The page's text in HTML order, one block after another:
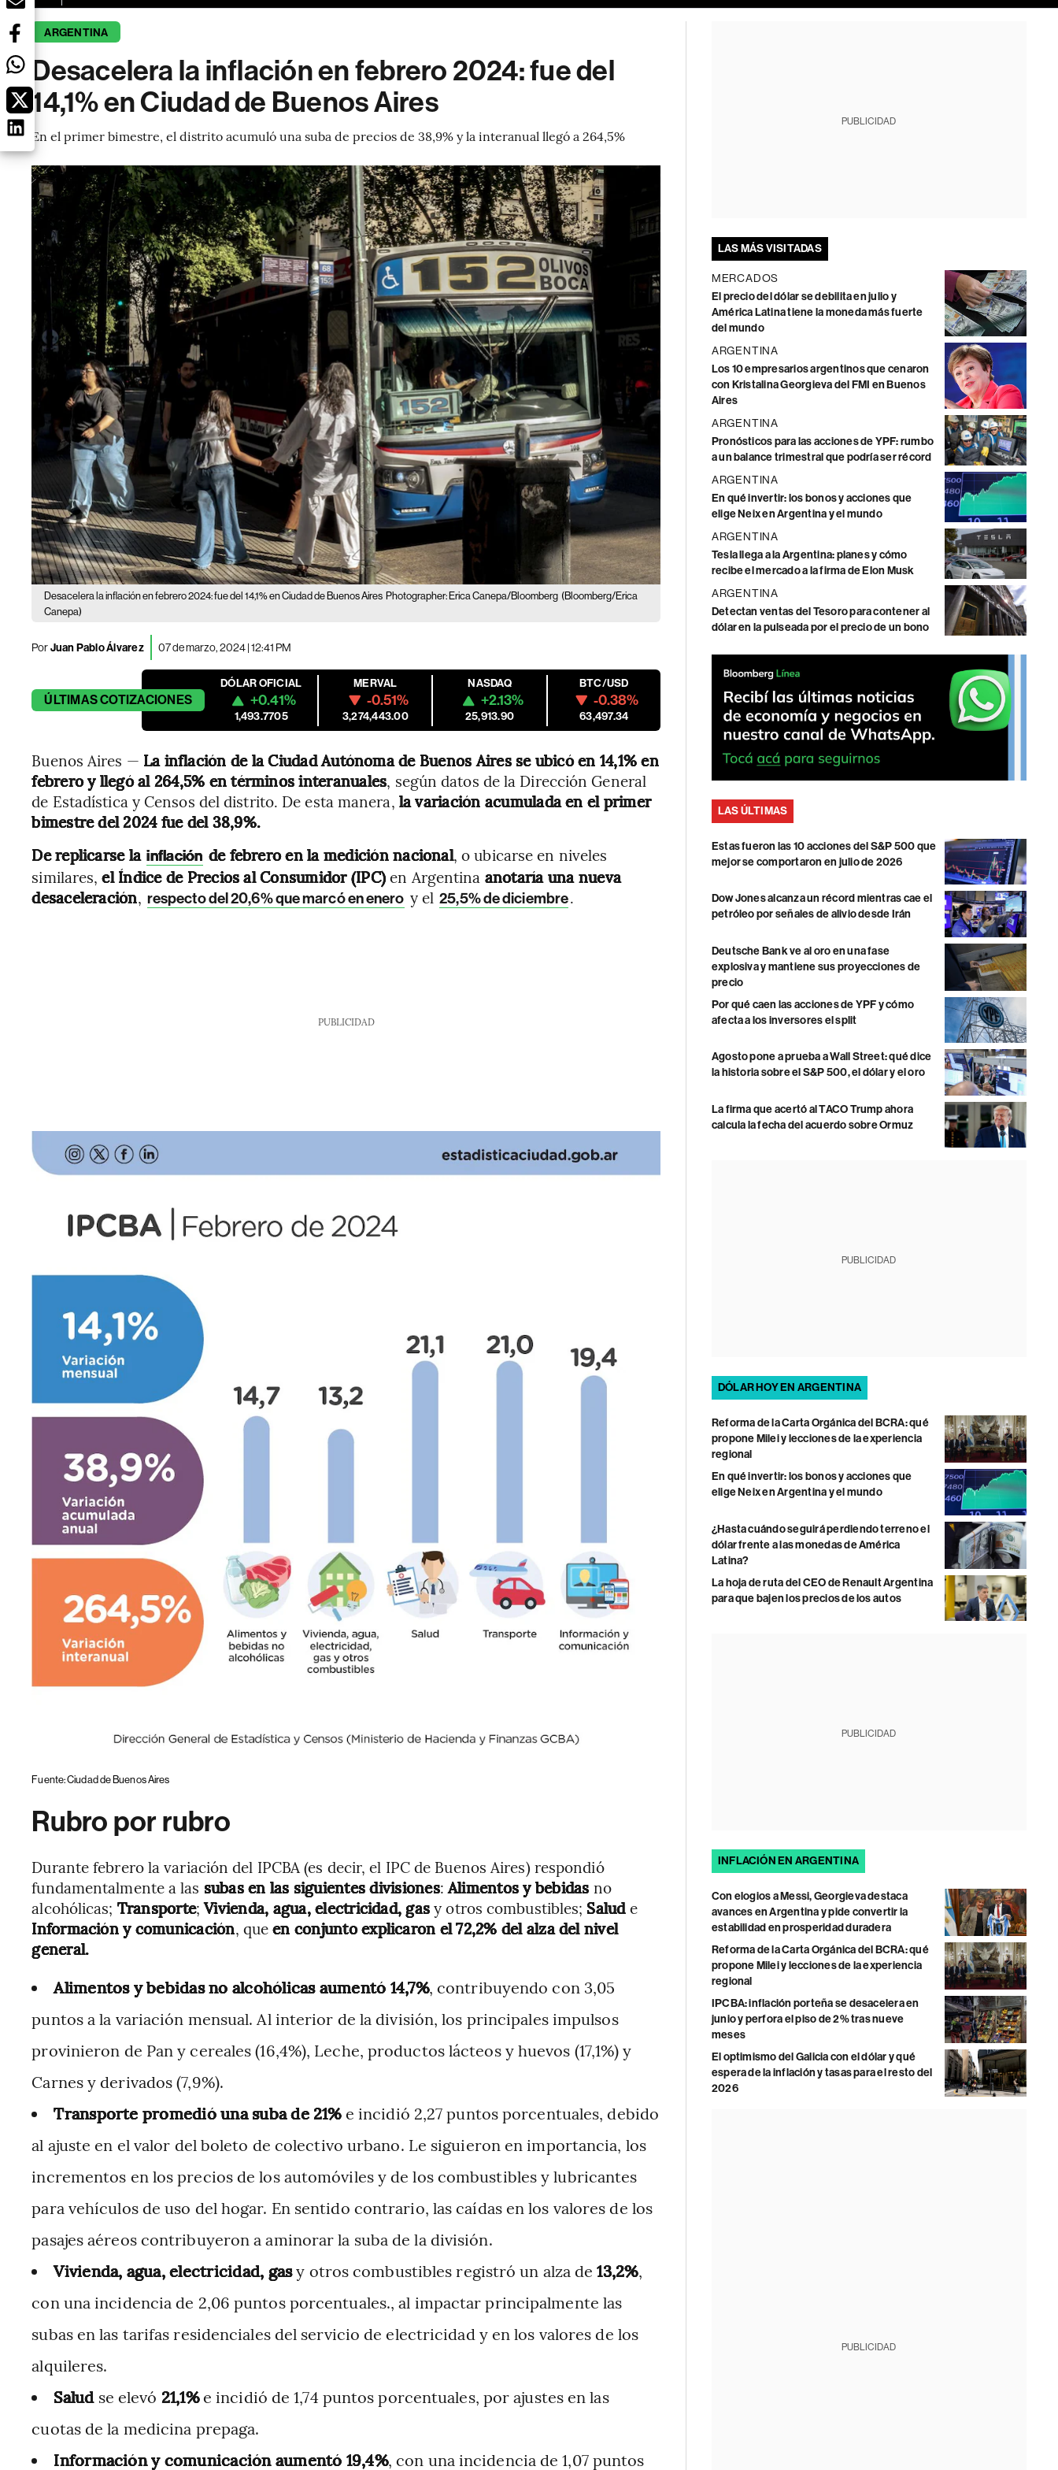
ARGENTINA
Desacelera la inflación en febrero 2024: fue del
14,1% en Ciudad de Buenos Aires
En el primer bimestre, el distrito acumuló una suba de precios de 38,9% y la interanual llegó a 264,5%
Desacelera la inflación en febrero 2024: fue del 14,1% en Ciudad de Buenos Aires Photographer: Erica Canepa/Bloomberg (Bloomberg/Erica
Canepa)
PorJuan Pablo Álvarez 07 de marzo, 2024 | 12:41 PM
ÚLTIMASCOTIZACIONES
DÓLAR OFICIAL
+0.41%
1,493.7705
MERVAL
-0.51%
3,274,443.00
NASDAQ
+2.13%
25,913.90
BTC/USD
-0.38%
63,497.34
Buenos Aires — La inflación de la Ciudad Autónoma de Buenos Aires se ubicó en 14,1% en
febrero y llegó al 264,5% en términos interanuales, según datos de la Dirección General
de Estadística y Censos del distrito. De esta manera, la variación acumulada en el primer
bimestre del 2024 fue del 38,9%.
De replicarse la inflación de febrero en la medición nacional, o ubicarse en niveles
similares,el Índice de Precios al Consumidor (IPC)en Argentina anotaría una nueva
desaceleración, respecto del 20,6% que marcó en enero y el 25,5% de diciembre.
PUBLICIDAD
Fuente: Ciudad de Buenos Aires
Rubro por rubro
Durante febrero la variación del IPCBA (es decir, el IPC de Buenos Aires) respondió
fundamentalmente a las subas en las siguientes divisiones:Alimentos y bebidas no
alcohólicas; Transporte;Vivienda, agua, electricidad, gasy otros combustibles; Salude
Información y comunicación, queen conjunto explicaron el 72,2% del alza del nivel
general.
Alimentos y bebidas no alcohólicas aumentó 14,7%, contribuyendo con 3,05
puntos a la variación mensual. Al interior de la división, los principales impulsos
provinieron de Pan y cereales (16,4%), Leche, productos lácteos y huevos (17,1%) y
Carnes y derivados (7,9%).
Transporte promedió una suba de 21%e incidió 2,27 puntos porcentuales, debido
al ajuste en el valor del boleto de colectivo urbano. Le siguieron en importancia, los
incrementos en los precios de los automóviles y de los combustibles y lubricantes
para vehículos de uso del hogar. En sentido contrario, las caídas en los valores de los
pasajes aéreos contribuyeron a aminorar la suba de la división.
Vivienda, agua, electricidad, gasy otros combustibles registró un alza de13,2%,
con una incidencia de 2,06 puntos porcentuales., al impactar principalmente las
subas en las tarifas residenciales del servicio de electricidad y en los valores de los
alquileres.
Saludse elevó 21,1%e incidió de 1,74 puntos porcentuales, por ajustes en las
cuotas de la medicina prepaga.
Información y comunicación aumentó 19,4%, con una incidencia de 1,07 puntos
PUBLICIDAD
LAS MÁS VISITADAS
MERCADOS
El precio del dólar se debilita en julio y
América Latina tiene la moneda más fuerte
del mundo
ARGENTINA
Los 10 empresarios argentinos que cenaron
con Kristalina Georgieva del FMI en Buenos
Aires
ARGENTINA
Pronósticos para las acciones de YPF: rumbo
a un balance trimestral que podría ser récord
ARGENTINA
En qué invertir: los bonos y acciones que
elige Neix en Argentina y el mundo
ARGENTINA
Tesla llega a la Argentina: planes y cómo
recibe el mercado a la firma de Elon Musk
ARGENTINA
Detectan ventas del Tesoro para contener al
dólar en la pulseada por el precio de un bono
LAS ÚLTIMAS
Estas fueron las 10 acciones del S&P 500 que
mejor se comportaron en julio de 2026
Dow Jones alcanza un récord mientras cae el
petróleo por señales de alivio desde Irán
Deutsche Bank ve al oro en una fase
explosiva y mantiene sus proyecciones de
precio
Por qué caen las acciones de YPF y cómo
afecta a los inversores el split
Agosto pone a prueba a Wall Street: qué dice
la historia sobre el S&P 500, el dólar y el oro
La firma que acertó al TACO Trump ahora
calcula la fecha del acuerdo sobre Ormuz
PUBLICIDAD
DÓLAR HOY EN ARGENTINA
Reforma de la Carta Orgánica del BCRA: qué
propone Milei y lecciones de la experiencia
regional
En qué invertir: los bonos y acciones que
elige Neix en Argentina y el mundo
¿Hasta cuándo seguirá perdiendo terreno el
dólar frente a las monedas de América
Latina?
La hoja de ruta del CEO de Renault Argentina
para que bajen los precios de los autos
PUBLICIDAD
INFLACIÓN EN ARGENTINA
Con elogios a Messi, Georgieva destaca
avances en Argentina y pide convertir la
estabilidad en prosperidad duradera
Reforma de la Carta Orgánica del BCRA: qué
propone Milei y lecciones de la experiencia
regional
IPCBA: inflación porteña se desacelera en
junio y perfora el piso de 2% tras nueve
meses
El optimismo del Galicia con el dólar y qué
espera de la inflación y tasas para el resto del
2026
PUBLICIDAD